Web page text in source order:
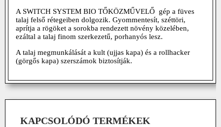
A SWITCH SYSTEM BIO TŐKÖZMŰVELŐ gép a füves
talaj felső rétegeiben dolgozik. Gyommentesít, széttöri,
aprítja a rögöket a sorokba rendezett növény közelében,
ezáltal a talaj finom szerkezetű, porhanyós lesz.
A talaj megmunkálását a kult (ujjas kapa) és a rollhacker
(görgős kapa) szerszámok biztosítják.
KAPCSOLÓDÓ TERMÉKEK